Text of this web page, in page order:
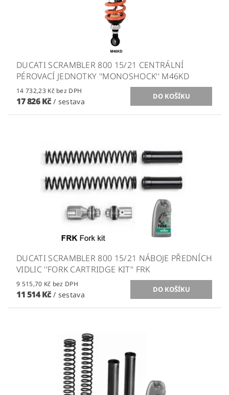
DUCATI SCRAMBLER 800 15/21 CENTRÁLNÍ
PÉROVACÍ JEDNOTKY ''MONOSHOCK'' M46KD
14 732,23 Kč bez DPH
17 826 Kč/ sestava
DUCATI SCRAMBLER 800 15/21 NÁBOJE PŘEDNÍCH
VIDLIC ''FORK CARTRIDGE KIT'' FRK
9 515,70 Kč bez DPH
11 514 Kč/ sestava